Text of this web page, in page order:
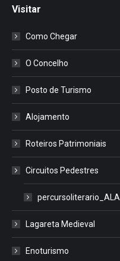
Visitar
Como Chegar
O Concelho
Posto de Turismo
Alojamento
Roteiros Patrimoniais
Circuitos Pedestres
percursoliterario_ALA
Lagareta Medieval
Enoturismo